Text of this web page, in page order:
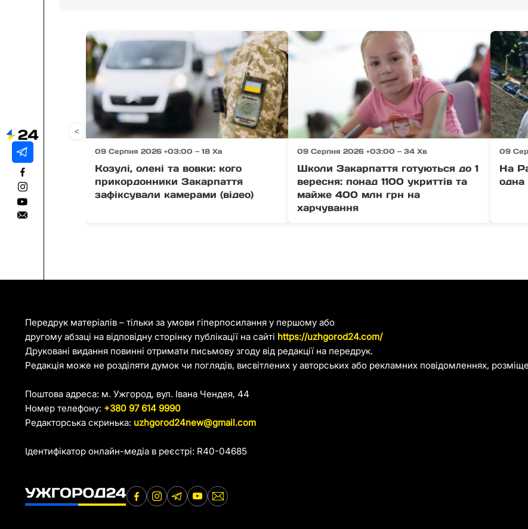
09 Серпня 2026 +03:00 — 18 Хв
Козулі, олені та вовки: кого
прикордонники Закарпаття
зафіксували камерами (відео)
09 Серпня 2026 +03:00 — 34 Хв
Школи Закарпаття готуються до 1
вересня: понад 1100 укриттів та
майже 400 млн грн на
харчування
09
На
одна
<
Передрук матеріалів – тільки за умови гіперпосилання у першому або
другому абзаці на відповідну сторінку публікації на сайті https://uzhgorod24.com/
Друковані видання повинні отримати письмову згоду від редакції на передрук.
Редакція може не розділяти думок чи поглядів, висвітлених у авторських або рекламних повідомленнях,
Поштова адреса: м. Ужгород, вул. Івана Чендея, 44
Номер телефону: +380 97 614 9990
Редакторська скринька: uzhgorod24new@gmail.com
Ідентифікатор онлайн-медіа в реєстрі: R40-04685